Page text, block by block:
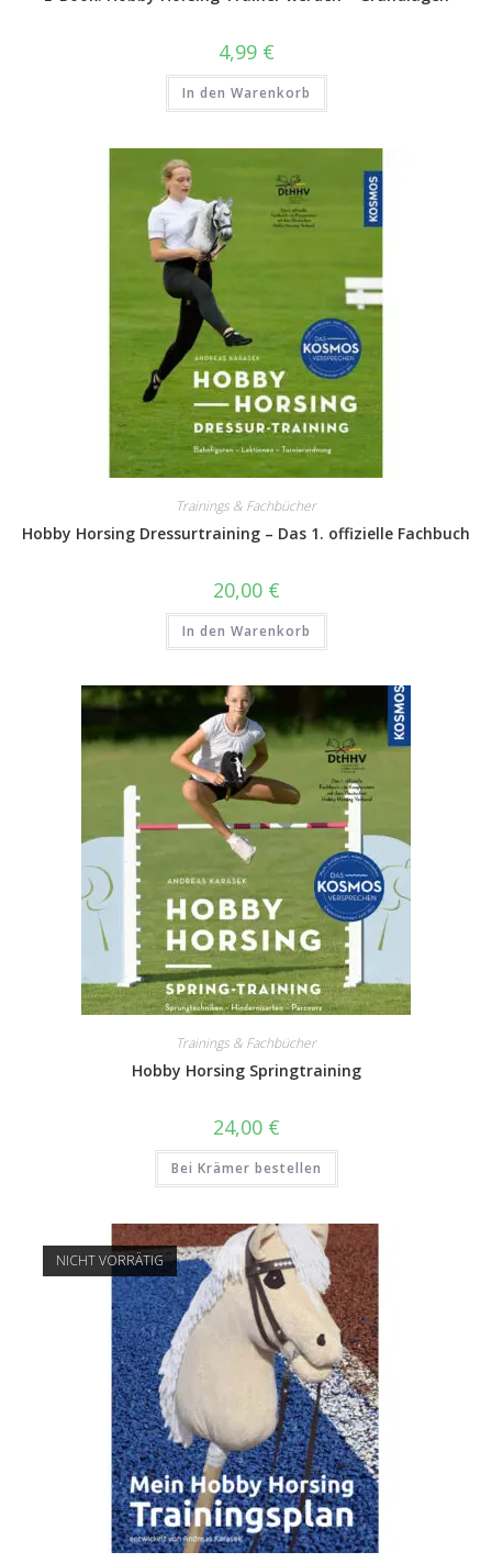
4,99 €
In den Warenkorb
Trainings & Fachbücher
Hobby Horsing Dressurtraining – Das 1. offizielle Fachbuch
20,00 €
In den Warenkorb
Trainings & Fachbücher
Hobby Horsing Springtraining
24,00 €
Bei Krämer bestellen
NICHT VORRÄTIG